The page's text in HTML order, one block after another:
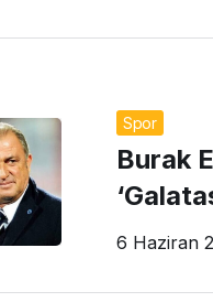
Spor
Burak
6 Haziran